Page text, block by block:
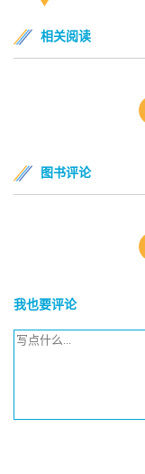
相关阅读
图书评论
我也要评论